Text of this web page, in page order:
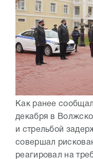
Как ранее
декабря в
и стрельбой
совершал
реагировал на